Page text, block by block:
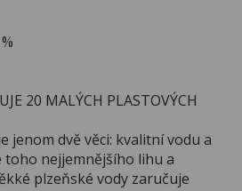
20 MALÝCH PLASTOVÝCH
jenom dvě věci: kvalitní vodu a
toho nejjemnějšího lihu a
plzeňské vody zaručuje